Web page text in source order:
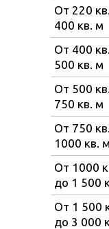
От 220
400 кв. м
От 400
500 кв. м
От 500
750 кв. м
От 750
1000 кв. м
От 1000
до 1 500
От 1 500
до 3 000